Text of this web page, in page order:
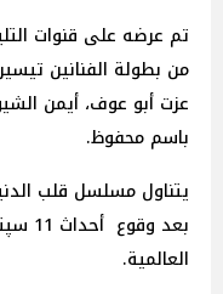
من بطولة الفنانين
عزت أبو عوف، أيمن
باسم محفوظ.
يتناول مسلسل قلب
العالمية.